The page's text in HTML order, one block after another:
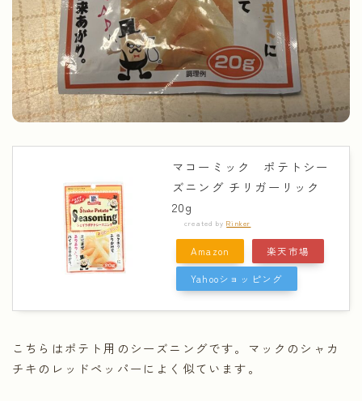
マコーミック ポテトシー
ズニング チリガーリック
20g
created byRinker
Amazon 楽天市場
Yahooショッピング
こちらはポテト用のシーズニングです。マックのシャカ
チキのレッドペッパーによく似ています。